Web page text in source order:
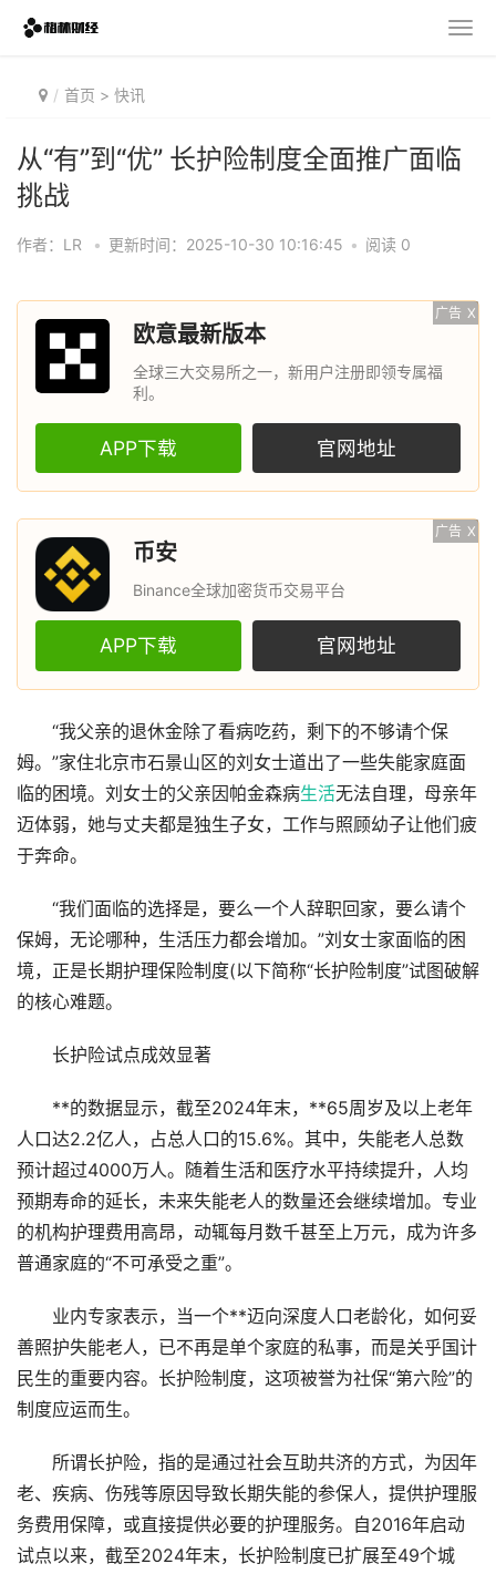
首页 > 快讯
从“有”到“优” 长护险制度全面推广面临
挑战
作者：LR • 更新时间：2025-10-30 10:16:45 • 阅读 0
广告 X
欧意最新版本
全球三大交易所之一，新用户注册即领专属福
利。
APP下载 官网地址
广告 X
币安
Binance全球加密货币交易平台
APP下载 官网地址
“我父亲的退休金除了看病吃药，剩下的不够请个保
姆。”家住北京市石景山区的刘女士道出了一些失能家庭面
临的困境。刘女士的父亲因帕金森病生活无法自理，母亲年
迈体弱，她与丈夫都是独生子女，工作与照顾幼子让他们疲
于奔命。
“我们面临的选择是，要么一个人辞职回家，要么请个
保姆，无论哪种，生活压力都会增加。”刘女士家面临的困
境，正是长期护理保险制度(以下简称“长护险制度”试图破解
的核心难题。
长护险试点成效显著
**的数据显示，截至2024年末，**65周岁及以上老年
人口达2.2亿人，占总人口的15.6%。其中，失能老人总数
预计超过4000万人。随着生活和医疗水平持续提升，人均
预期寿命的延长，未来失能老人的数量还会继续增加。专业
的机构护理费用高昂，动辄每月数千甚至上万元，成为许多
普通家庭的“不可承受之重”。
业内专家表示，当一个**迈向深度人口老龄化，如何妥
善照护失能老人，已不再是单个家庭的私事，而是关乎国计
民生的重要内容。长护险制度，这项被誉为社保“第六险”的
制度应运而生。
所谓长护险，指的是通过社会互助共济的方式，为因年
老、疾病、伤残等原因导致长期失能的参保人，提供护理服
务费用保障，或直接提供必要的护理服务。自2016年启动
试点以来，截至2024年末，长护险制度已扩展至49个城